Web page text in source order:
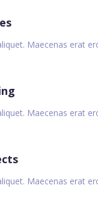
Maecenas erat
Maecenas erat
Maecenas erat